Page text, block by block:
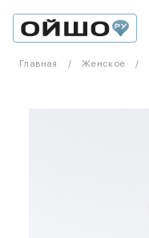
Главная Женское